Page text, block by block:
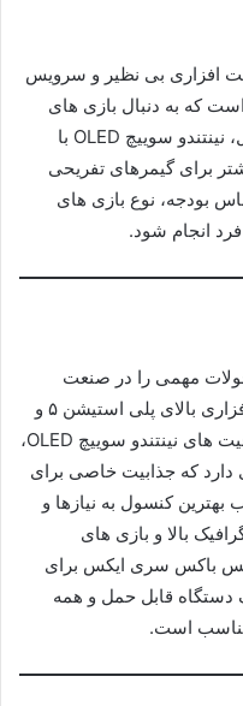
افزاری بی نظیر و سرویس
که به دنبال بازی های
بیشتر و ارزش افزوده هستند. در مقابل، نینتندو سوییچ OLED با
برای گیمرهای تفریحی
بودجه، نوع بازی های
انجام شود.
مهمی را در صنعت
گیمینگ رقم زده اند. از قدرت سخت افزاری بالای پلی استیشن ۵ و
ایکس باکس سری ایکس گرفته تا خلاقیت های نینتندو سوییچ OLED،
که جذابیت خاصی برای
بهترین کنسول به نیازها و
بالا و بازی های
پلی استیشن ۵ یا ایکس باکس سری ایکس برای
دستگاه قابل حمل و همه
مناسب است.